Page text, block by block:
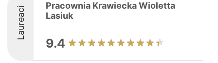
Laureaci
Pracownia Krawiecka Wioletta
Lasiuk
9.4